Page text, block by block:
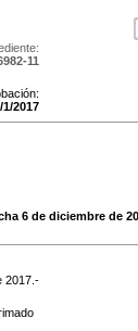
11
/1/2017
6 de diciembre de
2017 .-